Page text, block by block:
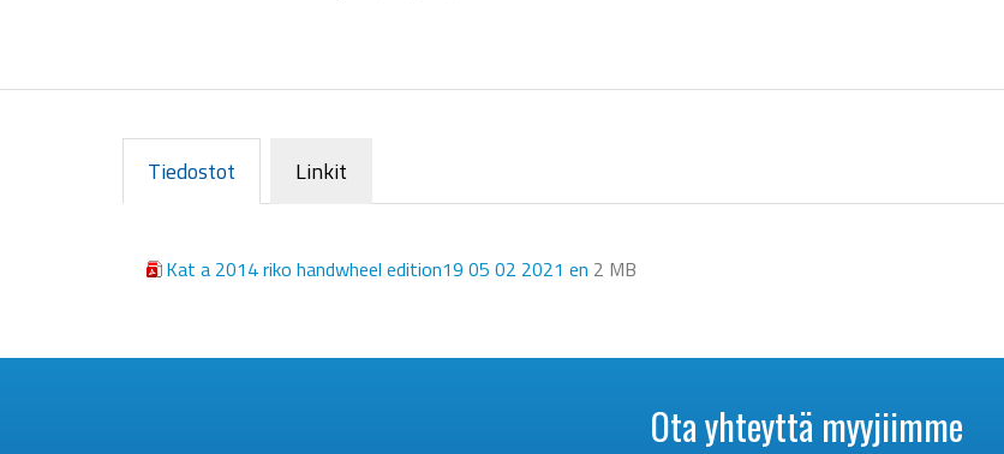
Tiedostot Linkit
Kat a 2014 riko handwheel edition19 05 02 2021 en 2 MB
Ota yhteyttä myyjiimme